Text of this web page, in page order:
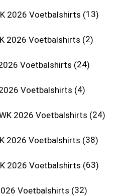
2026 Voetbalshirts 13
2026 Voetbalshirts 2
Voetbalshirts 24
Voetbalshirts 4
2026 Voetbalshirts 24
2026 Voetbalshirts 38
2026 Voetbalshirts 63
Voetbalshirts 32